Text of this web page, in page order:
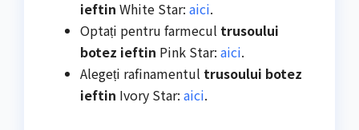
ieftin White Star: aici.
Optați pentru farmecul trusoului
botez ieftin Pink Star: aici.
Alegeți rafinamentul trusoului botez
ieftin Ivory Star: aici.